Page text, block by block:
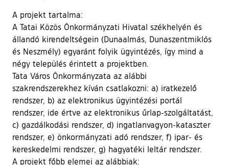
A projekt tartalma:
A Tatai Közös Önkormányzati Hivatal székhelyén és
állandó kirendeltségein (Dunaalmás, Dunaszentmiklós
és Neszmély) egyaránt folyik ügyintézés, így mind a
négy település érintett a projektben.
Tata Város Önkormányzata az alábbi
szakrendszerekhez kíván csatlakozni: a) iratkezelő
rendszer, b) az elektronikus ügyintézési portál
rendszer, ide értve az elektronikus űrlap-szolgáltatást,
c) gazdálkodási rendszer, d) ingatlanvagyon-kataszter
rendszer, e) önkormányzati adó rendszer, f) ipar- és
kereskedelmi rendszer, g) hagyatéki leltár rendszer.
A projekt főbb elemei az alábbiak: